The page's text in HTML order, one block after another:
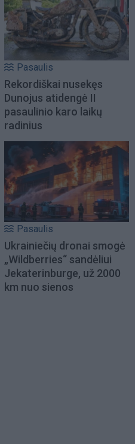
Pasaulis
Rekordiškai nusekęs
Dunojus atidengė II
pasaulinio karo laikų
radinius
Pasaulis
Ukrainiečių dronai smogė
„Wildberries“ sandėliui
Jekaterinburge, už 2000
km nuo sienos